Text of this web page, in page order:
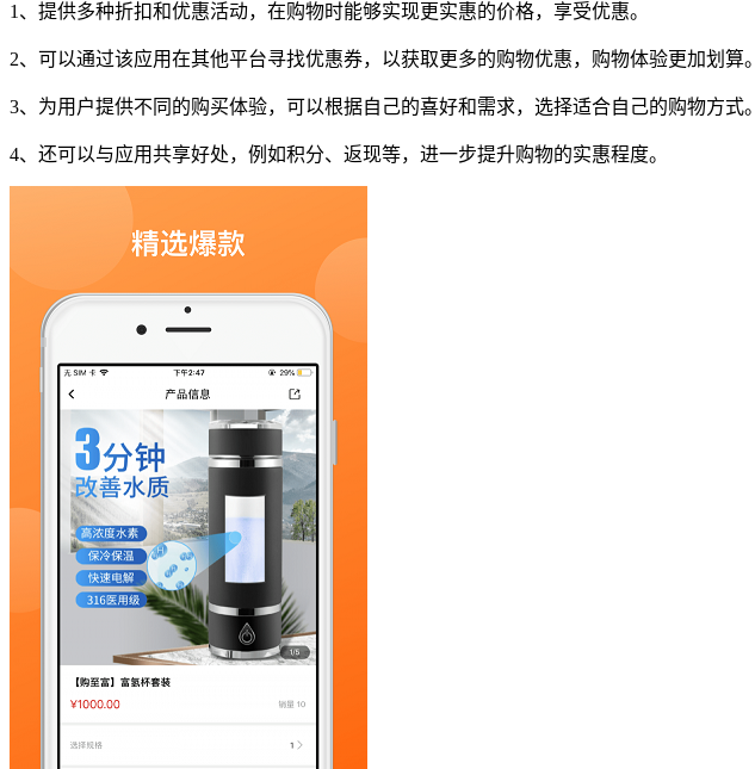
1、提供多种折扣和优惠活动，在购物时能够实现更实惠的价格，享受优惠。
2、可以通过该应用在其他平台寻找优惠券，以获取更多的购物优惠，购物体验更加划算。
3、为用户提供不同的购买体验，可以根据自己的喜好和需求，选择适合自己的购物方式。
4、还可以与应用共享好处，例如积分、返现等，进一步提升购物的实惠程度。